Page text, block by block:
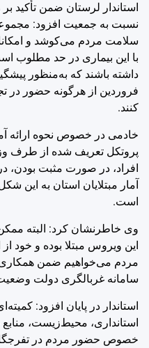
استاندار لرستان ضمن تأکید بر
نسبت به جمعیت افزود:
سلامت مردم می‌کوشد و
با این بیماری در حد مطلوب
فروردین از هرگونه حضور در
کنند.
خادمی در خصوص نحوه ارائه
پروتکل تعریف شده از طرف
افراد، در صورت مثبت بودن،
آمار مبتلایان استان به این
است.
وی خاطرنشان کرد: البته
این ویروس مبتلا بوده و خود
مردم می‌خواهیم ضمن همکاری
سامانه غربالگری دولت
استاندار در پایان افزود:
استانداری، محیط‌زیست،
خصوص حضور مردم در